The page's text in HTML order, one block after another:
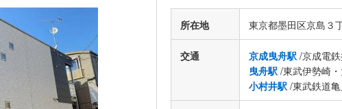
所在地 東京都墨田区京島３
交通 京成曳舟駅 /京成電
曳舟駅 /東武伊勢崎
小村井駅 /東武鉄道